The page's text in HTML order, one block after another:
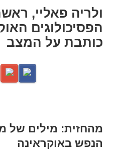
ולריה פאליי,
הפסיכולוגים
כותבת על המצב
מהחזית: מילים של
הנפש באוקראינה